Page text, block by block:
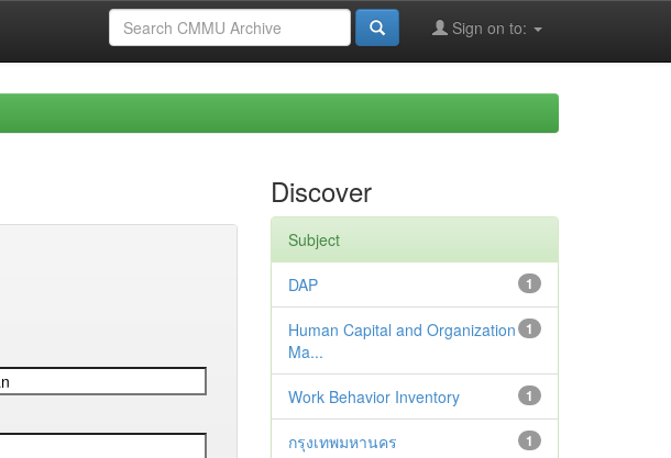
Sign on to:
Discover
Subject
1
DAP
1
Human Capital and Organization
Ma...
1
Work Behavior Inventory
1
กรุงเทพมหานคร